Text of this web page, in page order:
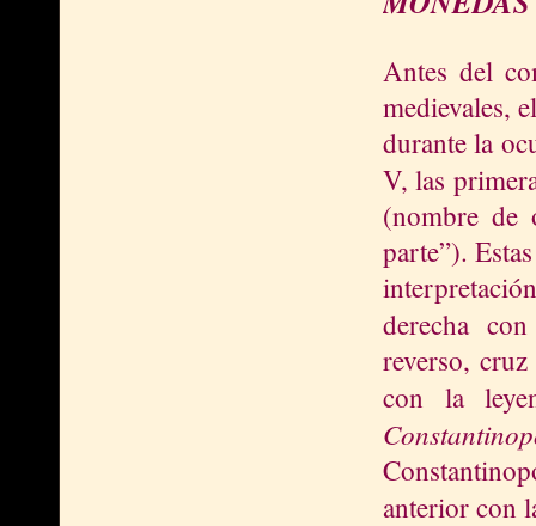
Antes del
medievales,
durante la
V, las
(nombre de
parte”).
derecha
reverso,
con la
anterior con